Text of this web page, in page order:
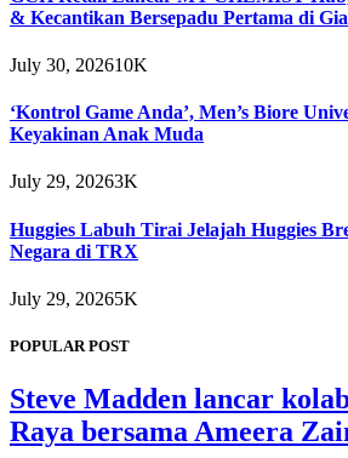
& Kecantikan Bersepadu Pertama di
July 30, 202610K
‘Kontrol Game Anda’, Men’s Biore
Keyakinan Anak Muda
July 29, 20263K
Huggies Labuh Tirai Jelajah Huggies
Negara di TRX
July 29, 20265K
POPULAR POST
Steve Madden lancar
Raya bersama Ameera